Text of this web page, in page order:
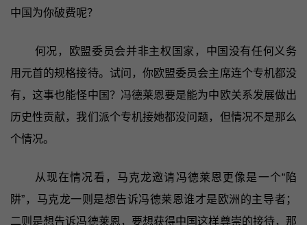
中国为你破费呢？
何况，欧盟委员会并非主权国家，中国没有任何义务
用元首的规格接待。试问，你欧盟委员会主席连个专机都没
有，这事也能怪中国？冯德莱恩要是能为中欧关系发展做出
历史性贡献，我们派个专机接她都没问题，但情况不是那么
个情况。
从现在情况看，马克龙邀请冯德莱恩更像是一个“陷
阱”，马克龙一则是想告诉冯德莱恩谁才是欧洲的主导者；
二则是想告诉冯德莱恩，要想获得中国这样尊崇的接待，那